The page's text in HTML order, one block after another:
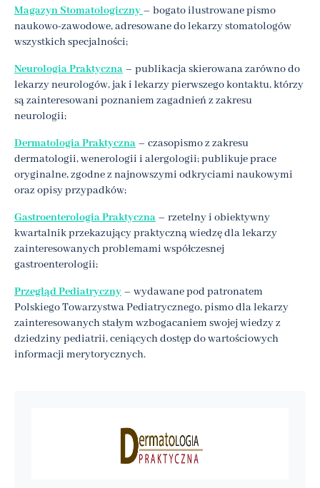
Magazyn Stomatologiczny – bogato ilustrowane pismo
naukowo-zawodowe, adresowane do lekarzy stomatologów
wszystkich specjalności;
Neurologia Praktyczna – publikacja skierowana zarówno do
lekarzy neurologów, jak i lekarzy pierwszego kontaktu, którzy
są zainteresowani poznaniem zagadnień z zakresu
neurologii;
Dermatologia Praktyczna – czasopismo z zakresu
dermatologii, wenerologii i alergologii; publikuje prace
oryginalne, zgodne z najnowszymi odkryciami naukowymi
oraz opisy przypadków;
Gastroenterologia Praktyczna – rzetelny i obiektywny
kwartalnik przekazujący praktyczną wiedzę dla lekarzy
zainteresowanych problemami współczesnej
gastroenterologii;
Przegląd Pediatryczny – wydawane pod patronatem
Polskiego Towarzystwa Pediatrycznego, pismo dla lekarzy
zainteresowanych stałym wzbogacaniem swojej wiedzy z
dziedziny pediatrii, ceniących dostęp do wartościowych
informacji merytorycznych.